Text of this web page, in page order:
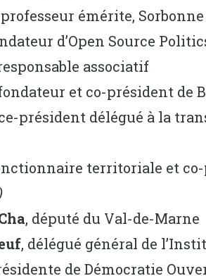
professeur émérite, Sorbonne
d’Open Source
associatif
et co-président de
président délégué à la
territoriale et co-
, député du Val-de-Marne
, délégué général de
de Démocratie